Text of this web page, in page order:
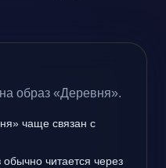
образ «Деревня».
чаще связан с
читается через